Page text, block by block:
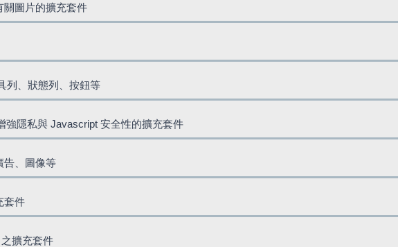
關圖片的擴充套件
列、狀態列、按鈕等
強隱私與 Javascript 安全性的擴充套件
告、圖像等
套件
擴充套件